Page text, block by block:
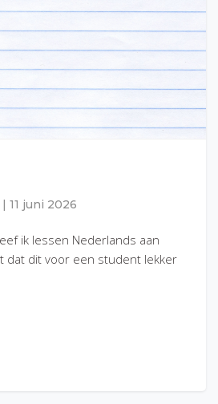
11 juni 2026
ik lessen Nederlands aan
dat dit voor een student lekker